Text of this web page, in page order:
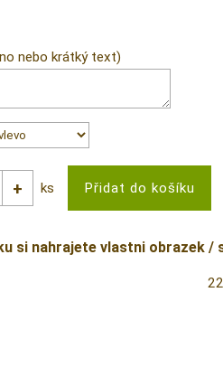
nebo krátký text)
ks
si nahrajete vlastni obrazek /